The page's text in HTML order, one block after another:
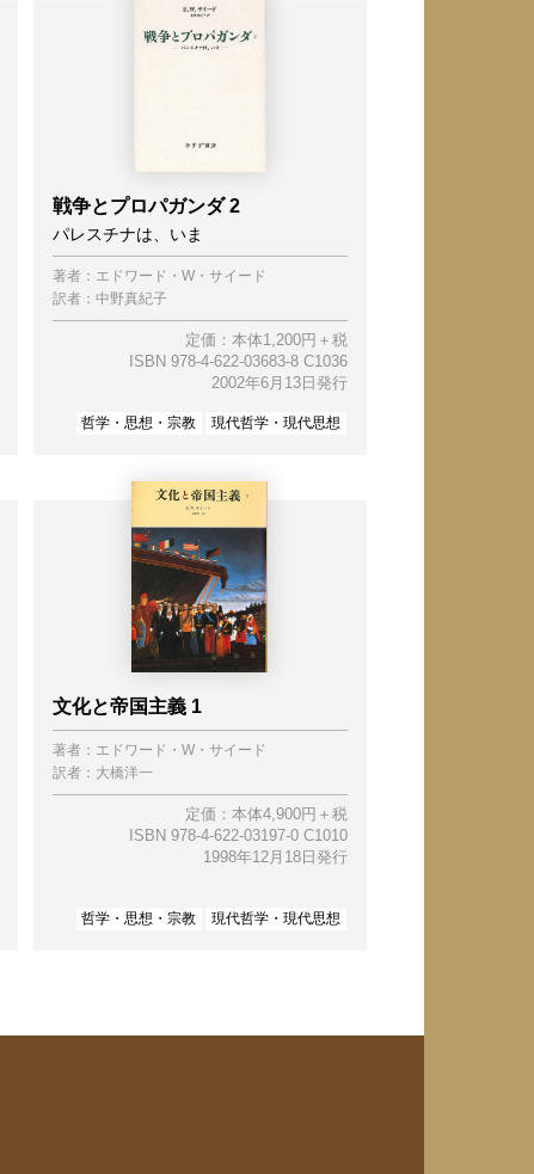
戦争とプロパガンダ 2
パレスチナは、いま
著者： エドワード・W・サイード
訳者： 中野真紀子
定価：本体1,200円＋税
ISBN 978-4-622-03683-8 C1036
2002年6月13日発行
哲学・思想・宗教 現代哲学・現代思想
文化と帝国主義 1
著者： エドワード・W・サイード
訳者： 大橋洋一
定価：本体4,900円＋税
ISBN 978-4-622-03197-0 C1010
1998年12月18日発行
哲学・思想・宗教 現代哲学・現代思想